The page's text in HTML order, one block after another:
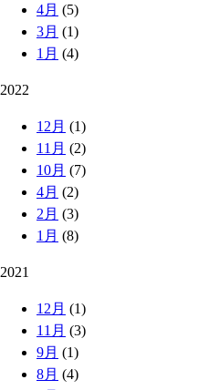
4月 (5)
3月 (1)
1月 (4)
2022
12月 (1)
11月 (2)
10月 (7)
4月 (2)
2月 (3)
1月 (8)
2021
12月 (1)
11月 (3)
9月 (1)
8月 (4)